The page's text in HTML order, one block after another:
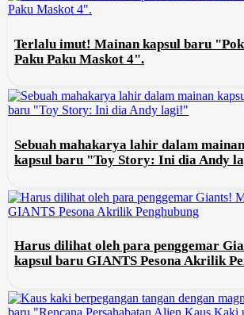
Terlalu imut! Mainan kapsul baru
Paku Paku Maskot 4".
Sebuah mahakarya lahir dalam
kapsul baru "Toy Story: Ini dia Andy
Harus dilihat oleh para penggemar
kapsul baru GIANTS Pesona Akrilik